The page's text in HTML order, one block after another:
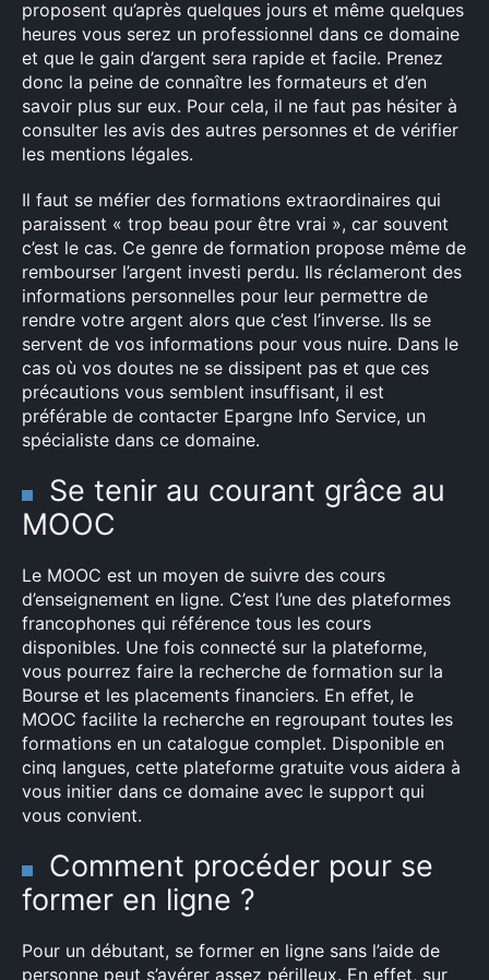
proposent qu’après quelques jours et même quelques
heures vous serez un professionnel dans ce domaine
et que le gain d’argent sera rapide et facile. Prenez
donc la peine de connaître les formateurs et d’en
savoir plus sur eux. Pour cela, il ne faut pas hésiter à
consulter les avis des autres personnes et de vérifier
les mentions légales.
Il faut se méfier des formations extraordinaires qui
paraissent « trop beau pour être vrai », car souvent
c’est le cas. Ce genre de formation propose même de
rembourser l’argent investi perdu. Ils réclameront des
informations personnelles pour leur permettre de
rendre votre argent alors que c’est l’inverse. Ils se
servent de vos informations pour vous nuire. Dans le
cas où vos doutes ne se dissipent pas et que ces
précautions vous semblent insuffisant, il est
préférable de contacter Epargne Info Service, un
spécialiste dans ce domaine.
Se tenir au courant grâce au
MOOC
Le MOOC est un moyen de suivre des cours
d’enseignement en ligne. C’est l’une des plateformes
francophones qui référence tous les cours
disponibles. Une fois connecté sur la plateforme,
vous pourrez faire la recherche de formation sur la
Bourse et les placements financiers. En effet, le
MOOC facilite la recherche en regroupant toutes les
formations en un catalogue complet. Disponible en
cinq langues, cette plateforme gratuite vous aidera à
vous initier dans ce domaine avec le support qui
vous convient.
Comment procéder pour se
former en ligne ?
Pour un débutant, se former en ligne sans l’aide de
personne peut s’avérer assez périlleux. En effet, sur